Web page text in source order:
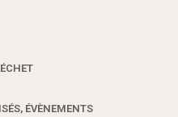
ÉVÈNEMENTS